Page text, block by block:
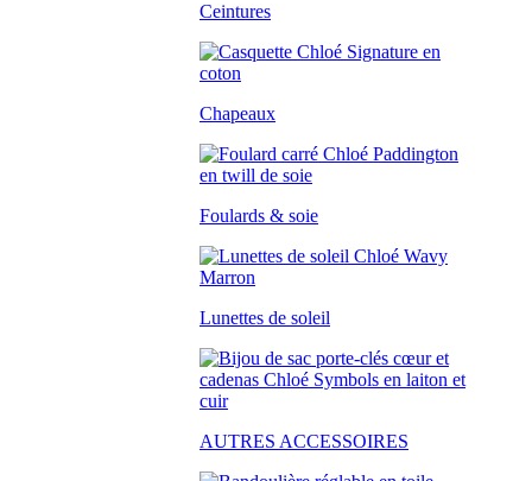
Ceintures
Chapeaux
Foulards & soie
Lunettes de soleil
AUTRES ACCESSOIRES